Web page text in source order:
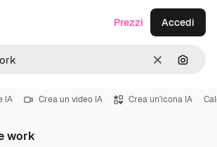
CancellaCerca
Prezzi Accedi
IA Crea un video IA Crea un'icona IA
work